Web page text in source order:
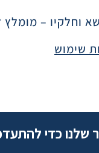
וחלקיו –
שימוש
שלנו כדי